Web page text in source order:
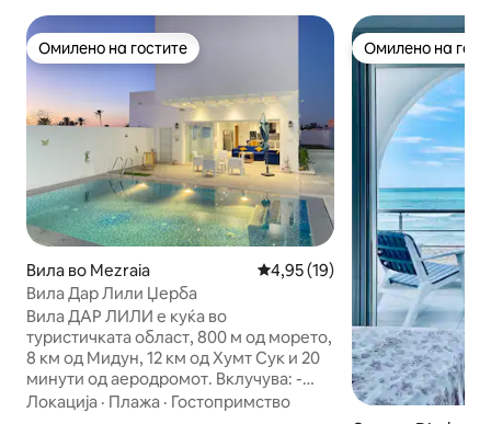
Омилено на гостите
Омилено на гостите
Вила во Mezraia Просечна оцена: 4,95 од 5,
4,95 (19)
Вила Дар Лили Џерба
Вила ДАР ЛИЛИ е куќа во
туристичката област, 800 м од морето,
8 км од Мидун, 12 км од Хумт Сук и 20
минути од аеродромот. Вклучува: -
Родителски апартман - 2 спални соби
Локација · Плажа · Гостопримство
Омилено на
Омилено на